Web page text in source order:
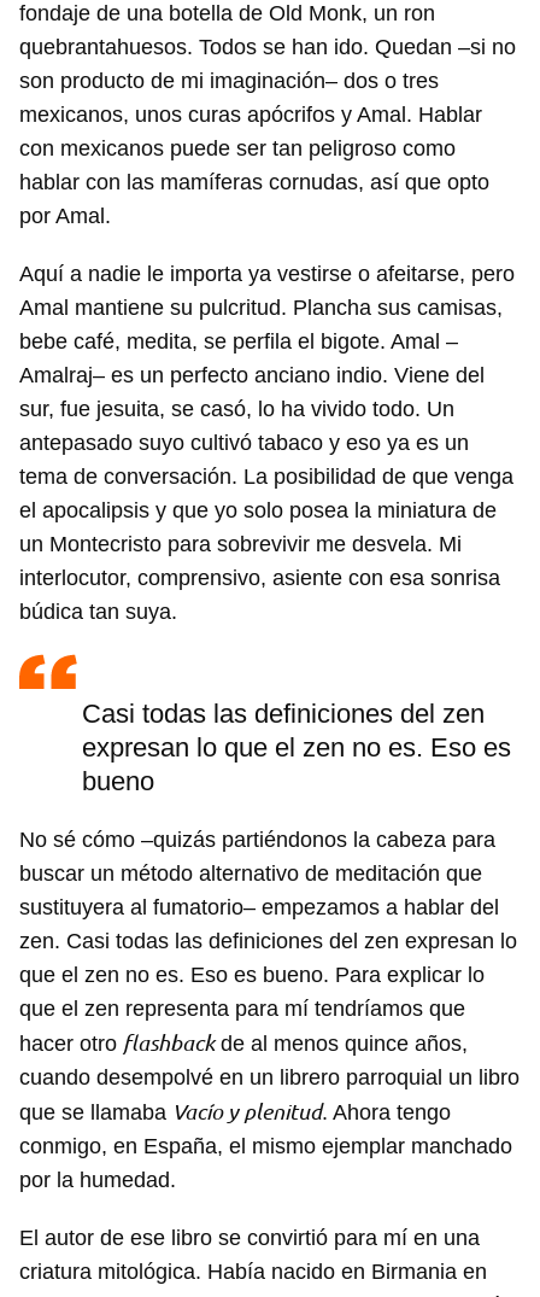
fondaje de una botella de Old Monk, un ron
quebrantahuesos. Todos se han ido. Quedan –si no
son producto de mi imaginación– dos o tres
mexicanos, unos curas apócrifos y Amal. Hablar
con mexicanos puede ser tan peligroso como
hablar con las mamíferas cornudas, así que opto
por Amal.
Aquí a nadie le importa ya vestirse o afeitarse, pero
Amal mantiene su pulcritud. Plancha sus camisas,
bebe café, medita, se perfila el bigote. Amal –
Amalraj– es un perfecto anciano indio. Viene del
sur, fue jesuita, se casó, lo ha vivido todo. Un
antepasado suyo cultivó tabaco y eso ya es un
tema de conversación. La posibilidad de que venga
el apocalipsis y que yo solo posea la miniatura de
un Montecristo para sobrevivir me desvela. Mi
interlocutor, comprensivo, asiente con esa sonrisa
búdica tan suya.
Casi todas las definiciones del zen
expresan lo que el zen no es. Eso es
bueno
No sé cómo –quizás partiéndonos la cabeza para
buscar un método alternativo de meditación que
sustituyera al fumatorio– empezamos a hablar del
zen. Casi todas las definiciones del zen expresan lo
que el zen no es. Eso es bueno. Para explicar lo
que el zen representa para mí tendríamos que
hacer otro flashbackde al menos quince años,
cuando desempolvé en un librero parroquial un libro
que se llamaba Vacío y plenitud. Ahora tengo
conmigo, en España, el mismo ejemplar manchado
por la humedad.
El autor de ese libro se convirtió para mí en una
criatura mitológica. Había nacido en Birmania en